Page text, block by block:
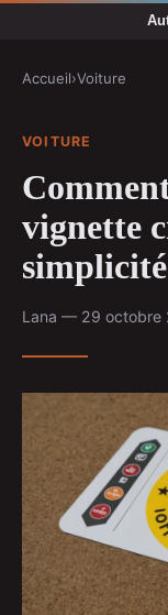
Accueil›Voiture
VOITURE
vignette
Lana — 29 octobre